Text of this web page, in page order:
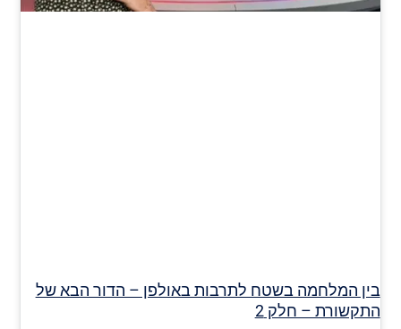
בין המלחמה בשטח לתרבות באולפן – הדור הבא של
התקשורת – חלק 2